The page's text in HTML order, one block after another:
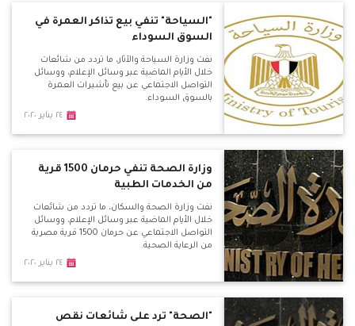
"السياحة" تنفي بيع تذاكر العمرة في
السوق السوداء
نفت وزارة السياحة والآثار، ما تردد من شائعات
خلال الأيام الماضية عبر وسائل الإعلام، ووسائل
التواصل الاجتماعي عن بيع تأشيرات العمرة
بالسوق السوداء.
٢٤ يناير ٢٠٢٠
وزارة الصحة تنفي حرمان 1500 قرية
من الخدمات الطبية
نفت وزارة الصحة والسكان، ما تردد من شائعات
خلال الأيام الماضية عبر وسائل الإعلام، ووسائل
التواصل الاجتماعي عن حرمان 1500 قرية مصرية
من الرعاية الصحية.
٢٤ يناير ٢٠٢٠
"الصحة" ترد على شائعات نقص